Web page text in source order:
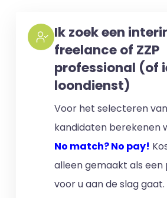
Ik zoek een
freelance of ZZP
professional (of
loondienst)
Voor het selecteren
kandidaten berekenen
No match? No pay!
alleen gemaakt als een
voor u aan de slag gaat.